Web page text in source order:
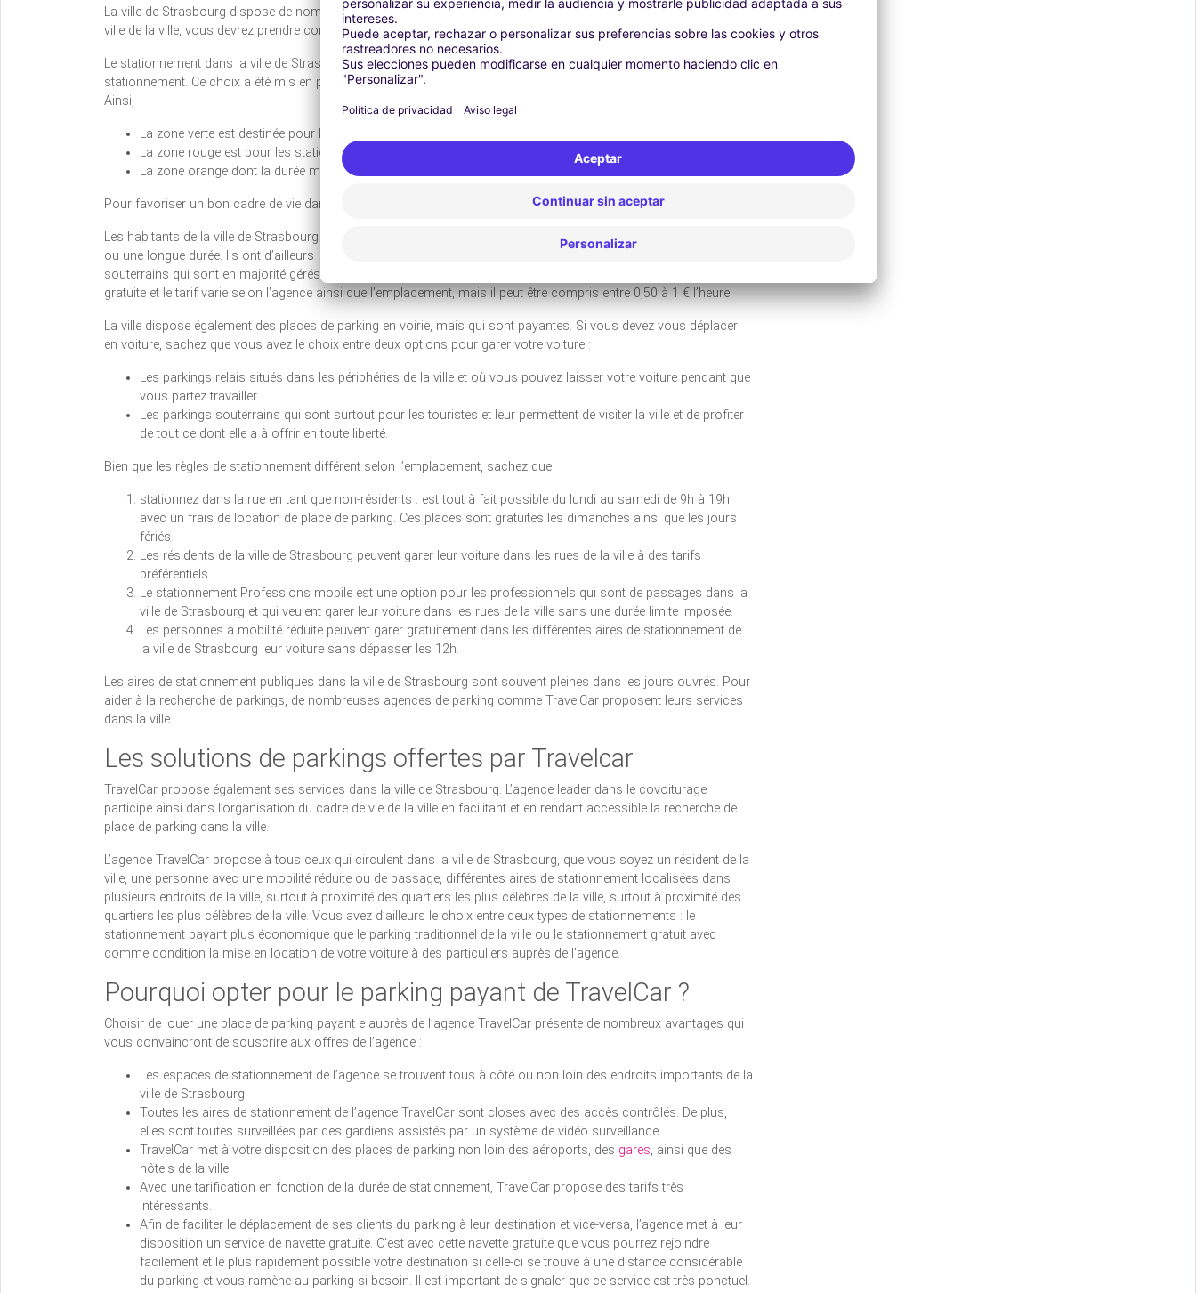
La ville de Strasbourg dispose de nombreux parkings. Toutefois, si vous voulez garer votre voiture dans le centre-
ville de la ville, vous devrez prendre connaissance de quelques règles.
Le stationnement dans la ville de Strasbourg est divisé en différentes zones dont le tarif varie selon la durée de
stationnement. Ce choix a été mis en place afin de mettre en place un cadre de vie attractif et agréable dans la ville.
Ainsi,
La zone verte est destinée pour les stationnements ne dépassant pas les 5h.
La zone rouge est pour les stationnements dont la durée maximale n’excède pas les 3h.
La zone orange dont la durée maximale de stationnement est de 4h.
Pour favoriser un bon cadre de vie dans la ville, le stationnement est parfois limité à 2h.
Les habitants de la ville de Strasbourg ainsi que ses visiteurs peuvent choisir de garer leur voiture pour une courte
ou une longue durée. Ils ont d’ailleurs la possibilité de laisser leur voiture dans des espaces de stationnements
souterrains qui sont en majorité gérés par des agences de parking. En règle générale, la première demi-heure y est
gratuite et le tarif varie selon l’agence ainsi que l’emplacement, mais il peut être compris entre 0,50 à 1 € l’heure.
La ville dispose également des places de parking en voirie, mais qui sont payantes. Si vous devez vous déplacer
en voiture, sachez que vous avez le choix entre deux options pour garer votre voiture :
Les parkings relais situés dans les périphéries de la ville et où vous pouvez laisser votre voiture pendant que
vous partez travailler.
Les parkings souterrains qui sont surtout pour les touristes et leur permettent de visiter la ville et de profiter
de tout ce dont elle a à offrir en toute liberté.
Bien que les règles de stationnement différent selon l’emplacement, sachez que
stationnez dans la rue en tant que non-résidents : est tout à fait possible du lundi au samedi de 9h à 19h
avec un frais de location de place de parking. Ces places sont gratuites les dimanches ainsi que les jours
fériés.
Les résidents de la ville de Strasbourg peuvent garer leur voiture dans les rues de la ville à des tarifs
préférentiels.
Le stationnement Professions mobile est une option pour les professionnels qui sont de passages dans la
ville de Strasbourg et qui veulent garer leur voiture dans les rues de la ville sans une durée limite imposée.
Les personnes à mobilité réduite peuvent garer gratuitement dans les différentes aires de stationnement de
la ville de Strasbourg leur voiture sans dépasser les 12h.
Les aires de stationnement publiques dans la ville de Strasbourg sont souvent pleines dans les jours ouvrés. Pour
aider à la recherche de parkings, de nombreuses agences de parking comme TravelCar proposent leurs services
dans la ville.
Les solutions de parkings offertes par Travelcar
TravelCar propose également ses services dans la ville de Strasbourg. L’agence leader dans le covoiturage
participe ainsi dans l’organisation du cadre de vie de la ville en facilitant et en rendant accessible la recherche de
place de parking dans la ville.
L’agence TravelCar propose à tous ceux qui circulent dans la ville de Strasbourg, que vous soyez un résident de la
ville, une personne avec une mobilité réduite ou de passage, différentes aires de stationnement localisées dans
plusieurs endroits de la ville, surtout à proximité des quartiers les plus célèbres de la ville, surtout à proximité des
quartiers les plus célèbres de la ville. Vous avez d’ailleurs le choix entre deux types de stationnements : le
stationnement payant plus économique que le parking traditionnel de la ville ou le stationnement gratuit avec
comme condition la mise en location de votre voiture à des particuliers auprès de l’agence.
Pourquoi opter pour le parking payant de TravelCar ?
Choisir de louer une place de parking payant e auprès de l’agence TravelCar présente de nombreux avantages qui
vous convaincront de souscrire aux offres de l’agence :
Les espaces de stationnement de l’agence se trouvent tous à côté ou non loin des endroits importants de la
ville de Strasbourg.
Toutes les aires de stationnement de l’agence TravelCar sont closes avec des accès contrôlés. De plus,
elles sont toutes surveillées par des gardiens assistés par un système de vidéo surveillance.
TravelCar met à votre disposition des places de parking non loin des aéroports, des gares, ainsi que des
hôtels de la ville.
Avec une tarification en fonction de la durée de stationnement, TravelCar propose des tarifs très
intéressants.
Afin de faciliter le déplacement de ses clients du parking à leur destination et vice-versa, l’agence met à leur
disposition un service de navette gratuite. C’est avec cette navette gratuite que vous pourrez rejoindre
facilement et le plus rapidement possible votre destination si celle-ci se trouve à une distance considérable
du parking et vous ramène au parking si besoin. Il est important de signaler que ce service est très ponctuel.